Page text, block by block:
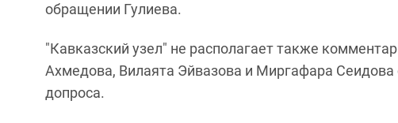
обращении Гулиева.
"Кавказский узел" не располагает также
Ахмедова, Вилаята Эйвазова и Миргафара Сеидова
допроса.